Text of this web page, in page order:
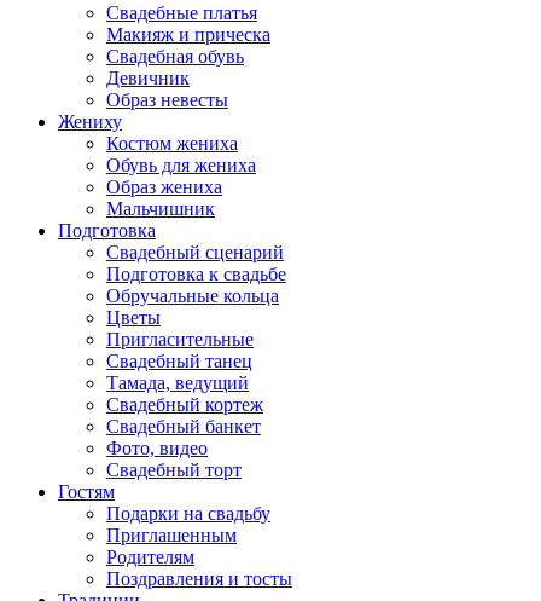
Свадебные платья
Макияж и прическа
Свадебная обувь
Девичник
Образ невесты
Жениху
Костюм жениха
Обувь для жениха
Образ жениха
Мальчишник
Подготовка
Свадебный сценарий
Подготовка к свадьбе
Обручальные кольца
Цветы
Пригласительные
Свадебный танец
Тамада, ведущий
Свадебный кортеж
Свадебный банкет
Фото, видео
Свадебный торт
Гостям
Подарки на свадьбу
Приглашенным
Родителям
Поздравления и тосты